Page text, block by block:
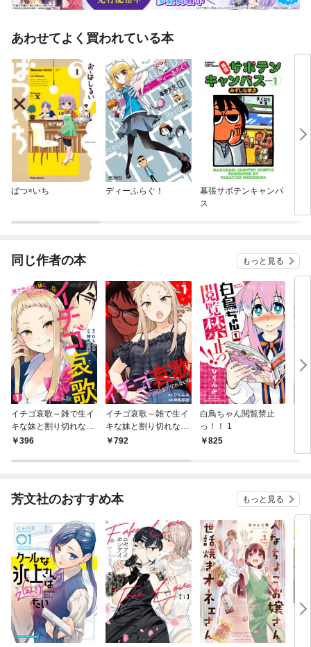
あわせてよく買われている本
ばつ×いち ディーふらぐ！
幕張サボテンキャンパ
ス
同じ作者の本 もっと見る
イチゴ哀歌～雑で生イ
キな妹と割り切れない
兄～【フルカラー】
396
イチゴ哀歌～雑で生イ
キな妹と割り切れない
兄～【フルカラー】
し漫画付き】(1)
792
白鳥ちゃん閲覧禁止
っ！！ 1
825
で
芳文社のおすすめ本 もっと見る